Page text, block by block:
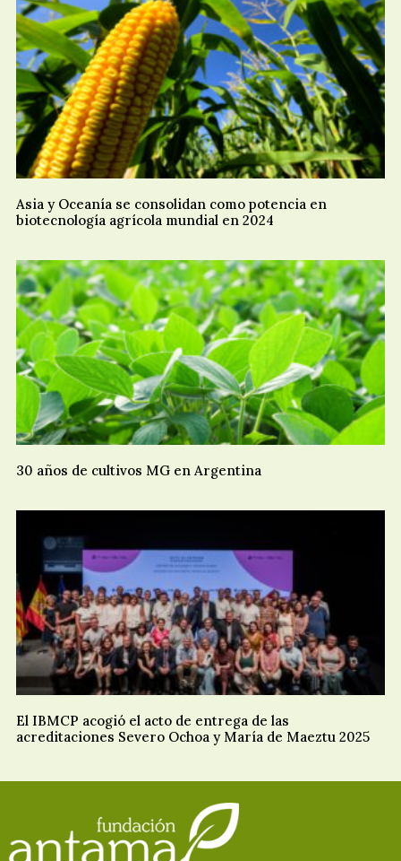
Asia y Oceanía se consolidan como potencia en
biotecnología agrícola mundial en 2024
30 años de cultivos MG en Argentina
El IBMCP acogió el acto de entrega de las
acreditaciones Severo Ochoa y María de Maeztu 2025